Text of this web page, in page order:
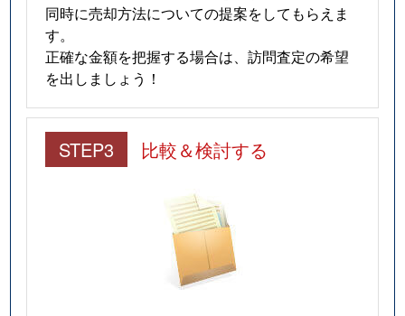
同時に売却方法についての提案をしてもらえま
す。
正確な金額を把握する場合は、訪問査定の希望
を出しましょう！
STEP3 比較＆検討する